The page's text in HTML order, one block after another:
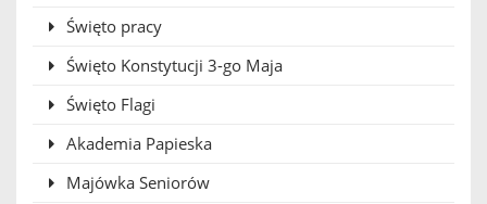
Święto pracy
Święto Konstytucji 3-go Maja
Święto Flagi
Akademia Papieska
Majówka Seniorów